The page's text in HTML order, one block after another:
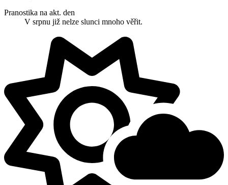
Pranostika na akt. den
V srpnu již nelze slunci mnoho věřit.